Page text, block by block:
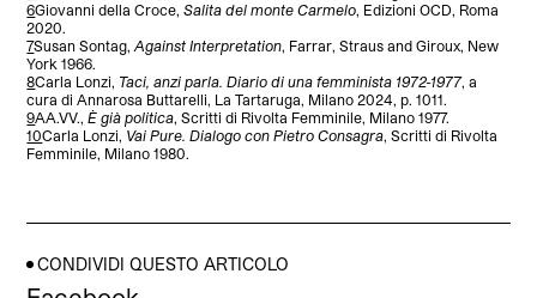
6Giovanni della Croce,Salita del monte Carmelo, Edizioni OCD, Roma
2020.
7Susan Sontag,Against Interpretation, Farrar, Straus and Giroux, New
York 1966.
8Carla Lonzi, Taci, anzi parla. Diario di una femminista 1972-1977, a
cura di Annarosa Buttarelli, La Tartaruga, Milano 2024, p. 1011.
9AA.VV.,È già politica, Scritti di Rivolta Femminile, Milano 1977.
10Carla Lonzi, Vai Pure. Dialogo con Pietro Consagra, Scritti di Rivolta
Femminile, Milano 1980.
CONDIVIDI QUESTO ARTICOLO